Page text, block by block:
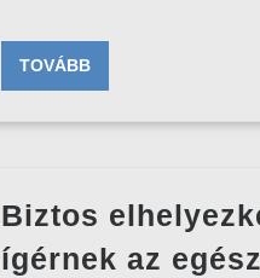
TOVÁBBTOVÁBB
Biztos
ígérnek az